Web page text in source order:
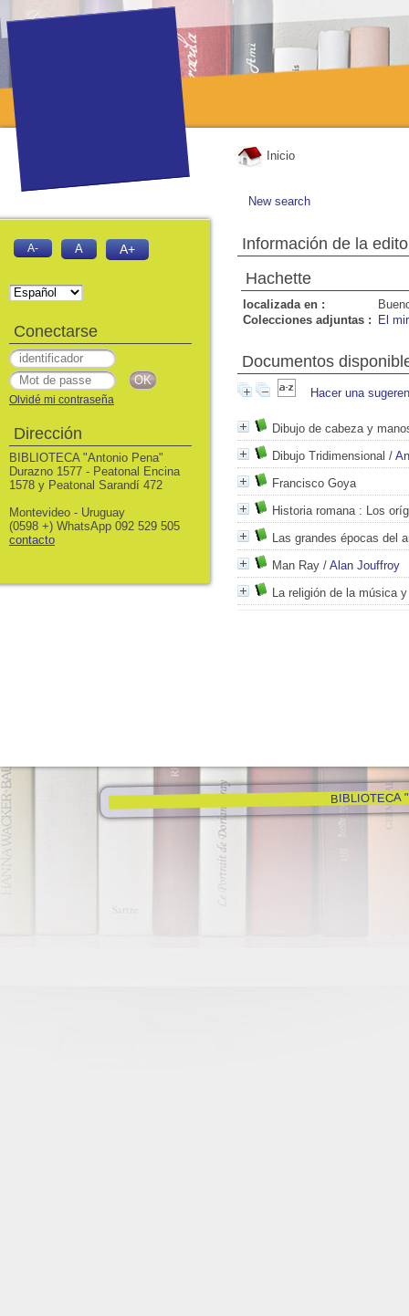
Inicio
New search
Información de la
Hachette
localizada en :
Colecciones adjuntas :
El
Documentos
Hacer una
Dibujo de cabeza y
Dibujo Tridimensional /
Francisco Goya
Historia romana: Los
Las grandes épocas del
Man Ray / Alan Jouffroy
La religión de la música
BIBLIOTECA
A- A A+
Conectarse
Olvidé mi contraseña
Dirección
BIBLIOTECA "Antonio Pena"
Durazno 1577 - Peatonal Encina
1578 y Peatonal Sarandí 472
Montevideo - Uruguay
(0598 +) WhatsApp 092 529 505
contacto